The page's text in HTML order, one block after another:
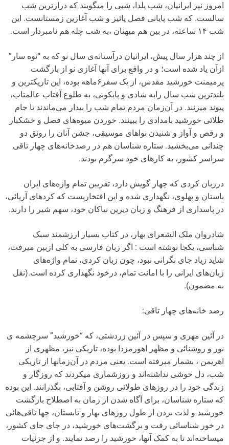
امروز نیز ایرانیان، شب یلدا، شبی را میگویند که درازترین شب
سالست. که شب پایانی فصل پائیز و شب آغازین زمستانست. این
شب ۱۴ ساعته، در بین هم میهنان ،به شب چله هم نامبردار است.
از چند هزار سال پیش، ایرانیان درآستانه‌ی سال نو که به “نوه سار”
ازآن یاد شده است؛ و در واقع برای آنها آغازی نو از بازگشت
پرمیمنت خورشید مقدس، از یک سفر۶ماهه بوده، این تاریکترین و
بلندترین شب سال رابه شادی و پایکوبی، به طلوع آفتاب عالمتاب،
پیوند میزنند. در آن‌زمان مردم تمام شب را بیدار می‌ماندند تا جام
طلائی خورشید بامدادی را ببینند. خوردن میوه‌های فصل و خشکبار
و رقص و آواز و شنیدن نواهای موسیقی، جشن آنان را رونق دو
چندانی می‌بخشید. ستاره شناسان هم در رصدخانه‌های چهار تاقی
سراسر کشور، به کارهای خود سرگرم بودند.
درزبان کردی که چهار گویش دارد، تقریبن تمام واژه‌های ایران
باستان و پهلوی، نگهداری شده و این افتخاریست که کردهای آریائی،
در پاسداری از فرهنگ و زبان دیرین نیاکان خود، سهم شیر را دارند.
شادروان ملک الشعرای بهار، در کتاب بسیار ارزشمند سبک
شناسی، یکجا نوشته است : اگر زبان فارسی به کلی ازبین میرفت،
شاید زیاد جای نگرانی نبود، چون زبان کردی، تمام واژه‌های
زبان‌های ایرانی را با امانت تمام، درخود نگهداری کرده است.(نقل
به مضمون).
رصد خانه‌های چهار تاقی:
در آئین مهری و سپس در آئین زردشتی، که “خورشید” سرچشمه ی
نور و روشنائی و مظهر اهورمزدا بوده، تاریکی نیز، مظهری از
اهریمن ، بشمار میرفته است. یعنی مردم در آن‌زمانها از تاریکی
شب، دل خوشی نداشته‌اند و روزشماری میکردند که روزگار و
زندگی خود را در روزهای طولانی روشن و آفتابی، بگذرانند. این بوده
که ستاره شناسان، برای آگاه شدن از زمان به اصطلاح بازگشت
خورشید و لذت بردن از طول روزهای بهار و تابستان، چها تاقی‌هائی
در خور شناسائی رفت و برگشت‌های خورشید، در جای جای کشور،
میساخته‌اند تا به کمک آنها، خورشید را رصد نمایند. و از جزئیات